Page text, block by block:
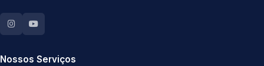
Nossos Serviços